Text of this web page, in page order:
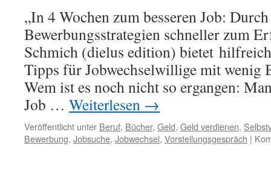
„In 4 Wochen zum besseren Job:
Bewerbungsstrategien schneller zum
Schmich (dielus edition) bietet
Tipps für Jobwechselwillige mit wenig
Wem ist es noch nicht so ergangen:
Job … Weiterlesen →
Veröffentlicht unter Beruf, Bücher, Geld, Geld verdienen,
Bewerbung, Jobsuche, Jobwechsel, Vorstellungsgespräch |